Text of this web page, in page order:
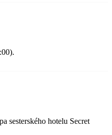
sesterského hotelu Secret